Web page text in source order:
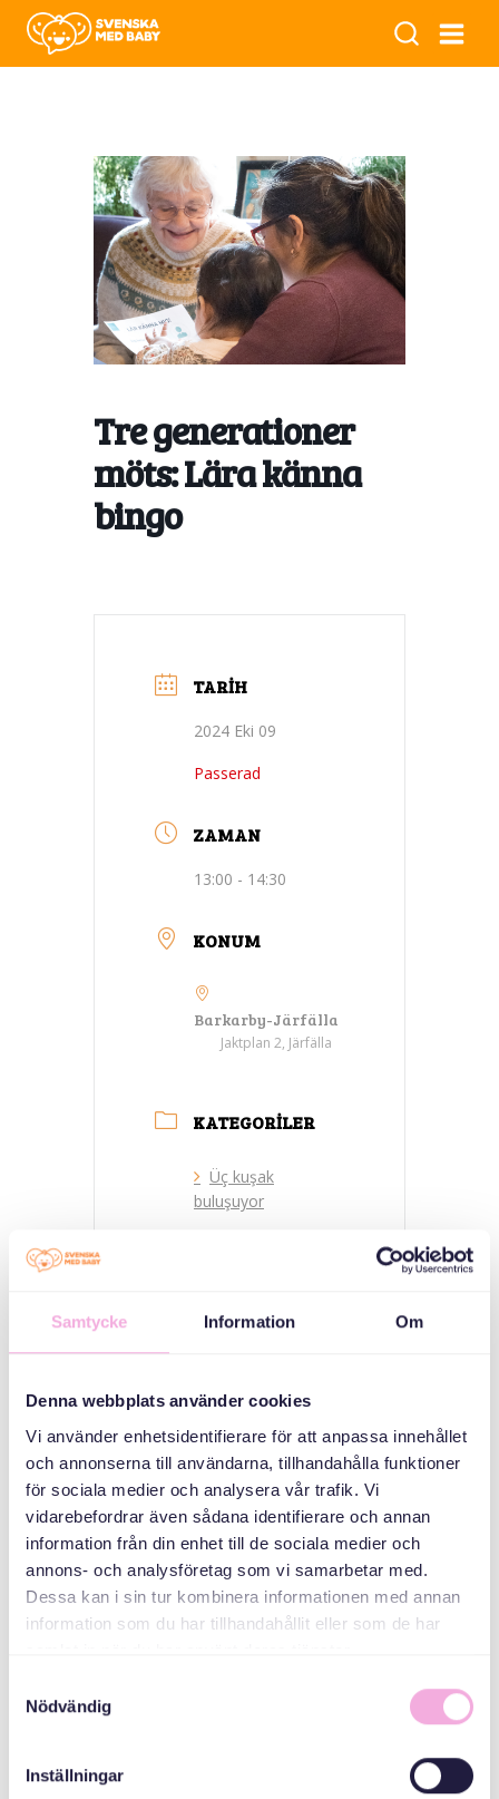
Samtycke Information Om
Denna webbplats använder cookies
Vi använder enhetsidentifierare för att anpassa innehållet
och annonserna till användarna, tillhandahålla funktioner
för sociala medier och analysera vår trafik. Vi
vidarebefordrar även sådana identifierare och annan
information från din enhet till de sociala medier och
annons- och analysföretag som vi samarbetar med.
Dessa kan i sin tur kombinera informationen med annan
information som du har tillhandahållit eller som de har
Nödvändig
Inställningar
Tre generationer
möts: Lära känna
bingo
TARIH
2024 Eki 09
Passerad
ZAMAN
13:00 - 14:30
KONUM
Barkarby-Järfälla
Jaktplan 2, Järfälla
KATEGORILER
Üç kuşak
buluşuyor
Svenska med baby
E-Posta
bokningen@svenskamedbaby.se